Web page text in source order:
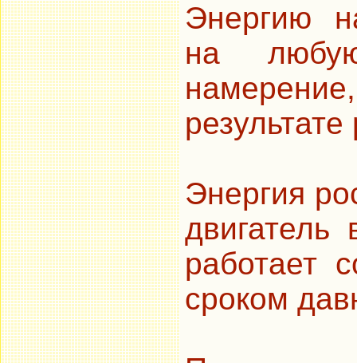
Энергию
на
Энергия
работает
сроком